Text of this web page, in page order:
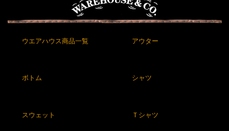
ウエアハウス商品一覧 アウター
ボトム シャツ
スウェット Ｔシャツ